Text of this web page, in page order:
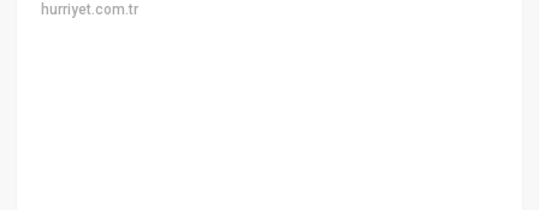
hurriyet.com.tr